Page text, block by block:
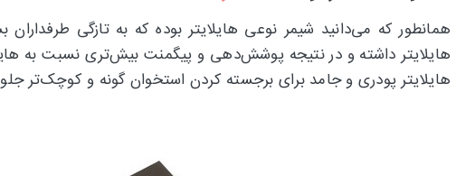
همانطور که می‌دانید شیمر نوعی هایلایتر بوده که به تازگی
هایلایتر داشته و در نتیجه پوشش‌دهی و پیگمنت بیش‌تری نسبت به
هایلایتر پودری و جامد برای برجسته کردن استخوان گونه و کوچک‌تر